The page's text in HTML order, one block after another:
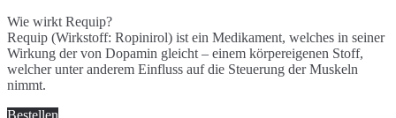
Wie wirkt Requip?
Requip (Wirkstoff: Ropinirol) ist ein Medikament, welches in seiner
Wirkung der von Dopamin gleicht – einem körpereigenen Stoff,
welcher unter anderem Einfluss auf die Steuerung der Muskeln
nimmt.
Bestellen